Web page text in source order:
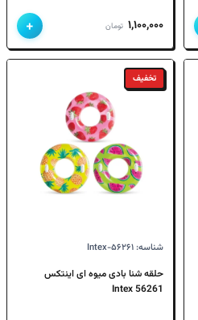
۳۳۵,۰۰۰ تومان
۱,۱۰۰,۰۰۰ تومان +
تخفیف
شناسه: Intex-۵۶۲۶۱
حلقه شنا بادی میوه ای اینتکس
56261 Intex